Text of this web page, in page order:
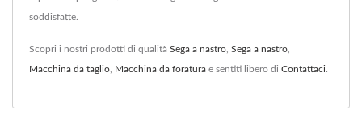
soddisfatte.
Scopri i nostri prodotti di qualità Sega a nastro Sega a nastro
Macchina da taglio Macchina da foratura e sentiti libero di Contattaci